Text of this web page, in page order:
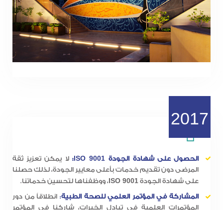
2017
الحصول على شهادة الجودةISO 9001
: لا يمكن تعزيز ثقة
المرضى دون تقديم خدمات بأعلى معايير الجودة، لذلك حصلنا
على شهادة الجودة ISO 9001، ووظفناها لتحسين خدماتنا.
المشاركة في المؤتمر العلمي للصحة الطبية: انطلاقاً من دور
المؤتمرات العلمية في تبادل الخبرات، شاركنا في المؤتمر